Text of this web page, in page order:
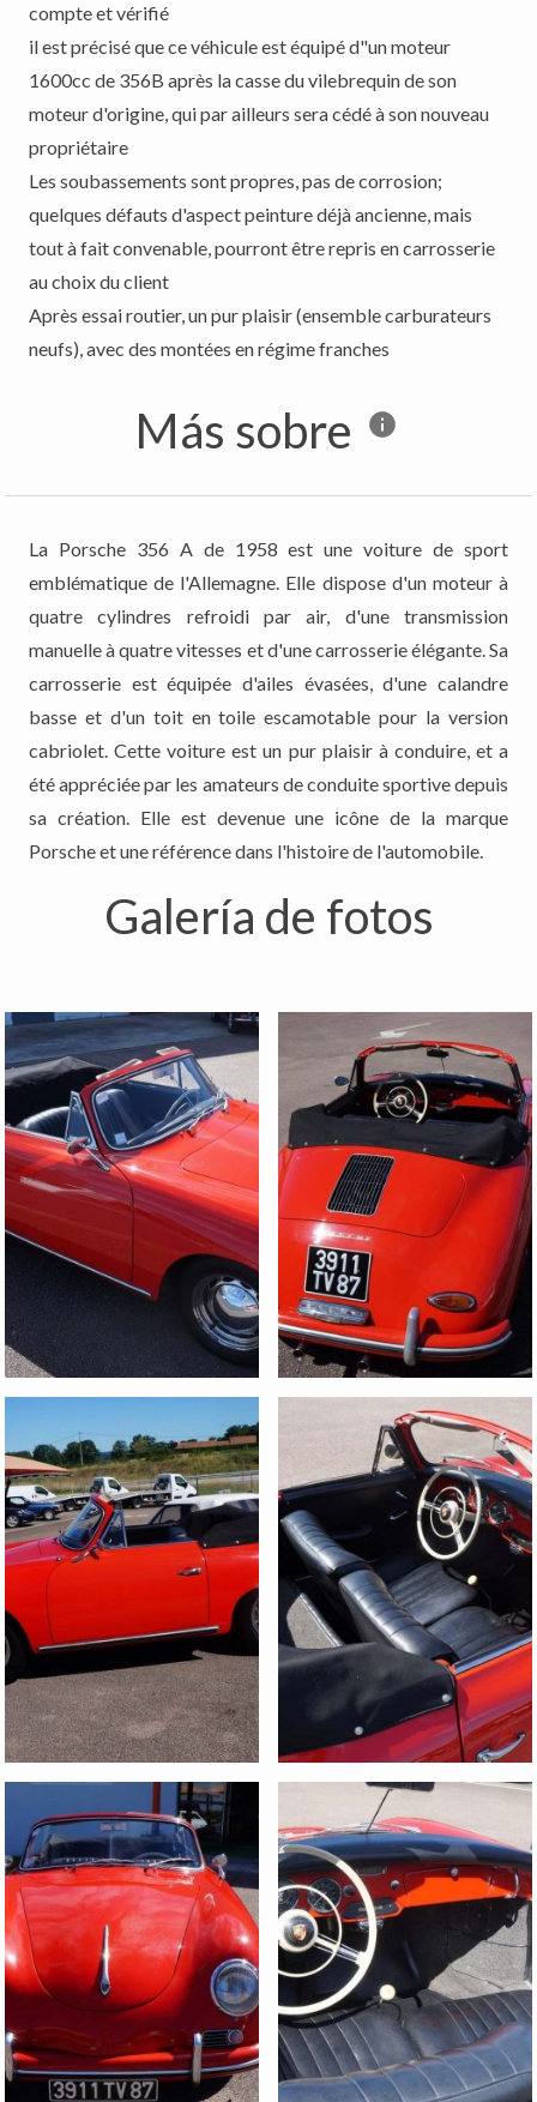
compte et vérifié
il est précisé que ce véhicule est équipé d"un moteur
1600cc de 356B après la casse du vilebrequin de son
moteur d'origine, qui par ailleurs sera cédé à son nouveau
propriétaire
Les soubassements sont propres, pas de corrosion;
quelques défauts d'aspect peinture déjà ancienne, mais
tout à fait convenable, pourront être repris en carrosserie
au choix du client
Après essai routier, un pur plaisir (ensemble carburateurs
Más sobre
La Porsche 356 A de 1958 est une voiture de sport
emblématique de l'Allemagne. Elle dispose d'un moteur à
quatre cylindres refroidi par air, d'une transmission
manuelle à quatre vitesses et d'une carrosserie élégante. Sa
carrosserie est équipée d'ailes évasées, d'une calandre
basse et d'un toit en toile escamotable pour la version
cabriolet. Cette voiture est un pur plaisir à conduire, et a
été appréciée par les amateurs de conduite sportive depuis
sa création. Elle est devenue une icône de la marque
Porsche et une référence dans l'histoire de l'automobile.
Galería de fotos